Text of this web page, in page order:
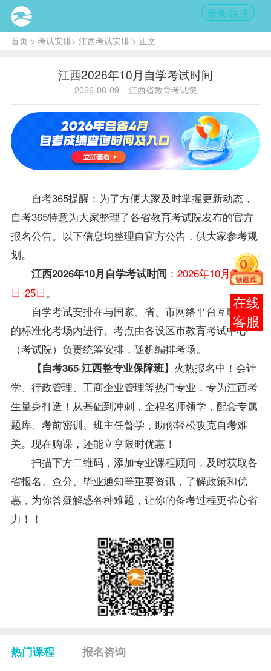
登录/注册
首页> 考试安排> 江西考试安排> 正文
江西2026年10月自学考试时间
2026-06-09 江西省教育考试院
自考365提醒：为了方便大家及时掌握更新动态，
自考365特意为大家整理了各省教育考试院发布的官方
报名公告。以下信息均整理自官方公告，供大家参考规
划。
江西2026年10月自学考试时间 ： 2026年10月24
日-25日 。
自学考试安排在与国家、省、市网络平台互联互通
的标准化考场内进行。考点由各设区市教育考试中心
（考试院）负责统筹安排，随机编排考场。
【自考365·江西整专业保障班】 火热报名中！ 会计
学、行政管理、工商企业管理等热门专业，专为江西考
生量身打造！从基础到冲刺，全程名师领学，配套专属
题库、考前密训、班主任督学，助你轻松攻克自考难
关。 现在购课，还能立享限时优惠！
扫描下方二维码，添加专业课程顾问，及时获取各
省报名、查分、毕业通知等重要资讯，了解政策和优
惠，为你答疑解惑各种难题，让你的备考过程更省心省
力！！
热门课程 报名咨询
报考
咨询